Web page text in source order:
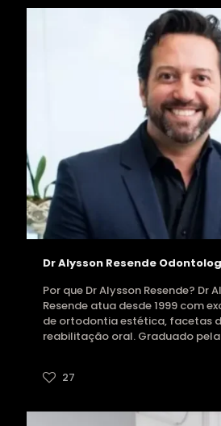
Dr Alysson Resende
Por que Dr Alysson Resende? Dr
Resende atua desde 1999 com
de ortodontia estética, facetas
reabilitação oral. Graduado pela
27